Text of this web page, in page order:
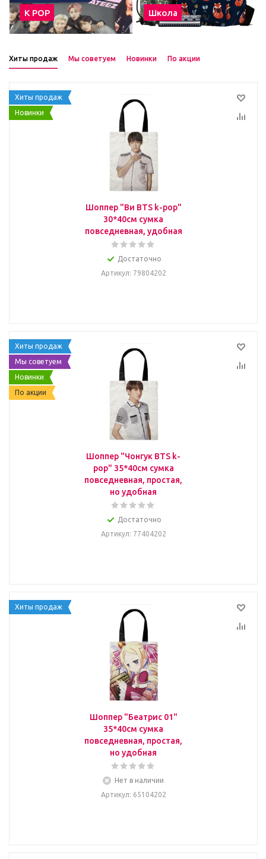
К POP Школа
Хиты продаж Мы советуем Новинки По акции
Хиты продаж
Новинки
Шоппер "Ви BTS k-pop"
30*40см сумка
повседневная, удобная
Достаточно
Артикул: 79804202
Хиты продаж
Мы советуем
Новинки
По акции
Шоппер "Чонгук BTS k-
pop" 35*40см сумка
повседневная, простая,
но удобная
Достаточно
Артикул: 77404202
Хиты продаж
Шоппер "Беатрис 01"
35*40см сумка
повседневная, простая,
но удобная
Нет в наличии
Артикул: 65104202